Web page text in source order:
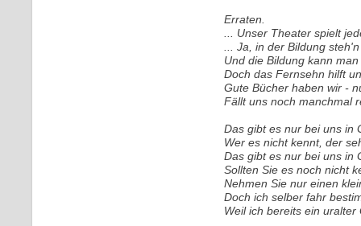
Erraten.
... Unser Theater spielt
... Ja, in der Bildung
Und die Bildung kann
Doch das Fernsehn hilft
Gute Bücher haben wir -
Fällt uns noch manchmal
Das gibt es nur bei uns in
Wer es nicht kennt, der
Das gibt es nur bei uns in
Sollten Sie es noch nicht
Nehmen Sie nur einen
Doch ich selber fahr
Weil ich bereits ein